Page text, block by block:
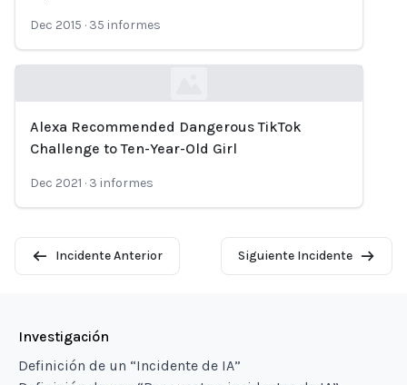
Dec 2015 · 35 informes
Loading...
Alexa Recommended Dangerous TikTok
Challenge to Ten-Year-Old Girl
Dec 2021 · 3 informes
Incidente Anterior Siguiente Incidente
Investigación
Definición de un “Incidente de IA”